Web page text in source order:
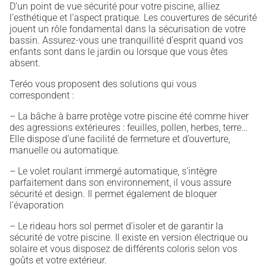
D’un point de vue sécurité pour votre piscine, alliez
l’esthétique et l’aspect pratique. Les couvertures de sécurité
jouent un rôle fondamental dans la sécurisation de votre
bassin. Assurez-vous une tranquillité d’esprit quand vos
enfants sont dans le jardin ou lorsque que vous êtes
absent.
Teréo vous proposent des solutions qui vous
correspondent :
– La bâche à barre protège votre piscine été comme hiver
des agressions extérieures : feuilles, pollen, herbes, terre…
Elle dispose d’une facilité de fermeture et d’ouverture,
manuelle ou automatique.
– Le volet roulant immergé automatique, s’intègre
parfaitement dans son environnement, il vous assure
sécurité et design. Il permet également de bloquer
l’évaporation
– Le rideau hors sol permet d’isoler et de garantir la
sécurité de votre piscine. Il existe en version électrique ou
solaire et vous disposez de différents coloris selon vos
goûts et votre extérieur.